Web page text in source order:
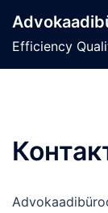
content
Efficiency